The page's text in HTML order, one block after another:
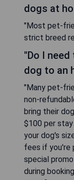
dogs at
"Most pet-
strict breed
"Do I
dog to an
"Many pet-
non-
bring their
$100 per
your dog's
fees if you're
special
during